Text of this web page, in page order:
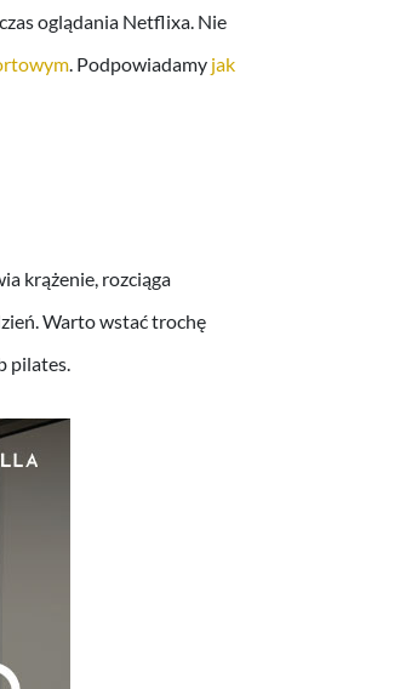
oglądania Netflixa. Nie
. Podpowiadamy jak
krążenie, rozciąga
Warto wstać trochę
pilates.